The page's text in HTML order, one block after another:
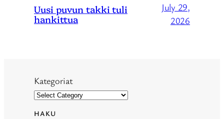
Uusi puvun takki tuli
hankittua
July 29,
2026
Kategoriat
HAKU